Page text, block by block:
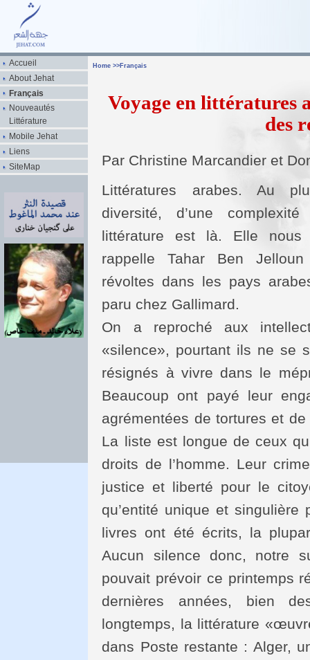
Accueil
About Jehat
Français
Nouveautés
Littérature
Mobile Jehat
Liens
SiteMap
Home >> Français
Voyage en littératures
des
Par Christine Marcandier et
Littératures arabes. Au
diversité, d’une
littérature est là. Elle nous
rappelle Tahar Ben Jelloun
révoltes dans les pays
paru chez Gallimard.
On a reproché aux
«silence», pourtant ils ne se
résignés à vivre dans le
Beaucoup ont payé leur
agrémentées de tortures et
La liste est longue de ceux
droits de l’homme. Leur
justice et liberté pour le
qu’entité unique et
livres ont été écrits, la
Aucun silence donc, notre
pouvait prévoir ce printemps
dernières années, bien
longtemps, la littérature
dans Poste restante : Alger,